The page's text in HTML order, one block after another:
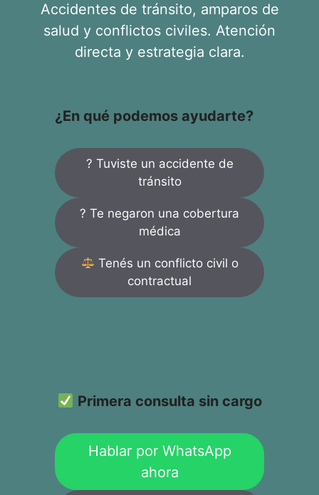
Accidentes de tránsito, amparos de
salud y conflictos civiles. Atención
directa y estrategia clara.
¿En qué podemos ayudarte?
? Tuviste un accidente de
tránsito
? Te negaron una cobertura
médica
Tenés un conflicto civil o
contractual
Primera consulta sin cargo
Hablar por WhatsApp
ahora